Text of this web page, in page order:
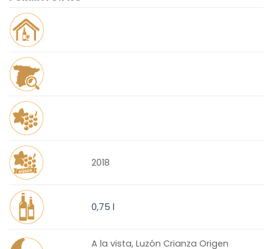
2018
0,75 l
A la vista, Luzón Crianza Origen